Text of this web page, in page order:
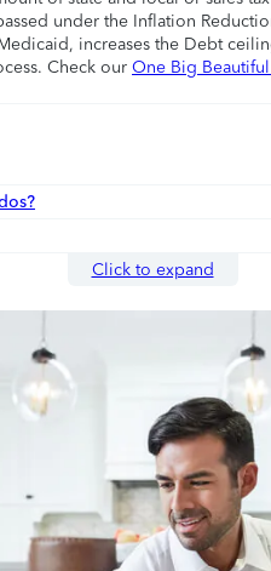
under the Inflation
increases the Debt
Check our One Big
Click to expand